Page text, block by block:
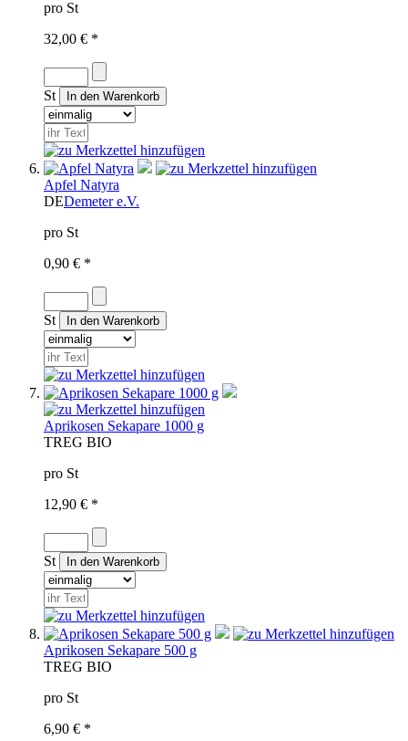
pro St
32,00 € *
St
Apfel Natyra
DEDemeter e.V.
pro St
0,90 € *
St
Aprikosen Sekapare 1000 g
TREG BIO
pro St
12,90 € *
St
Aprikosen Sekapare 500 g
TREG BIO
pro St
6,90 € *